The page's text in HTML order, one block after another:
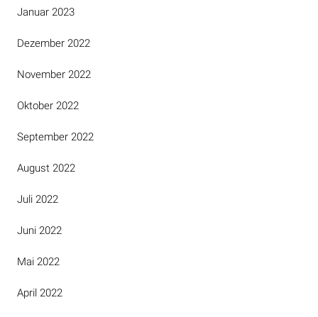
Januar 2023
Dezember 2022
November 2022
Oktober 2022
September 2022
August 2022
Juli 2022
Juni 2022
Mai 2022
April 2022